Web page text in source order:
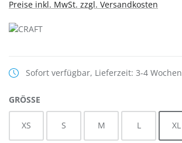
Preise inkl. MwSt. zzgl. Versandkosten
Sofort verfügbar, Lieferzeit: 3-4 Wochen
GRÖSSE
XS S M L XL